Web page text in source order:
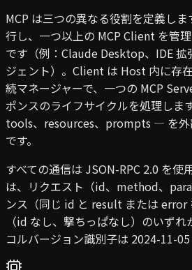
MCP は三つの異なる役割を定義し
行し、一つ以上の MCP Client を管
です（例：Claude Desktop、IDE 拡
ジェント）。Client は Host 内に存
続マネージャーで、一つの MCP
ポンスのライフサイクルを処理しま
tools、resources、prompts — を外
です。
すべての通信は JSON-RPC 2.0 を使
は、リクエスト（id、method、
ンス（同じ id と result または error
（id なし、撃ちっぱなし）のいず
コルバージョン識別子は 2024-11-05